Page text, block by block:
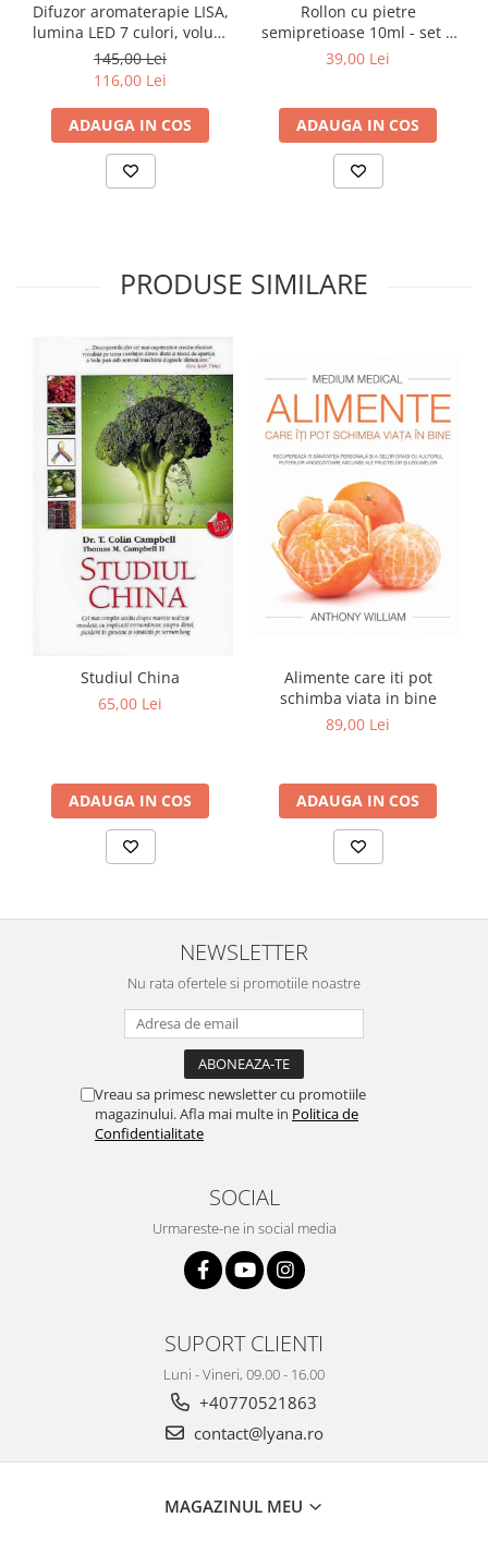
Difuzor aromaterapie LISA,
lumina LED 7 culori, volum
300ml
145,00 Lei
116,00 Lei
ADAUGA IN COS
Rollon cu pietre
semipretioase 10ml - set 5
buc
39,00 Lei
ADAUGA IN COS
PRODUSE SIMILARE
Studiul China
65,00 Lei
ADAUGA IN COS
Alimente care iti pot
schimba viata in bine
89,00 Lei
ADAUGA IN COS
NEWSLETTER
Nu rata ofertele si promotiile noastre
Vreau sa primesc newsletter cu promotiile
magazinului. Afla mai multe in Politica de
Confidentialitate
SOCIAL
Urmareste-ne in social media
SUPORT CLIENTI
Luni - Vineri, 09.00 - 16.00
+40770521863
contact@lyana.ro
MAGAZINUL MEU